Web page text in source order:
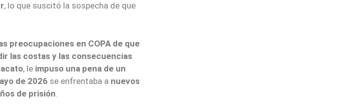
, lo que suscitó la sospecha de que
preocupaciones en COPA de que
las costas y las consecuencias
, le impuso una pena de un
de 2026 se enfrentaba a nuevos
de prisión